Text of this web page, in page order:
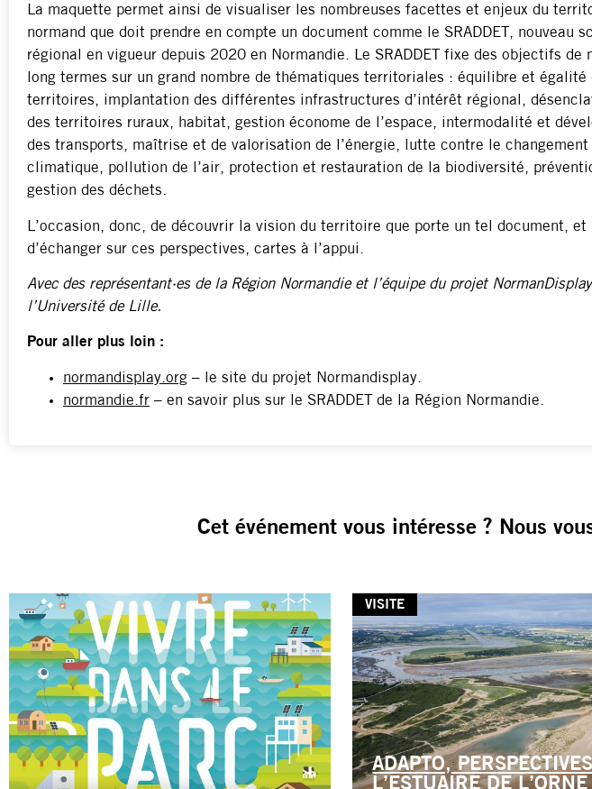
La maquette permet ainsi de visualiser les nombreuses facettes et enjeux du
normand que doit prendre en compte un document comme le SRADDET, nouveau
régional en vigueur depuis 2020 en Normandie. Le SRADDET fixe des objectifs de
long termes sur un grand nombre de thématiques territoriales : équilibre et égalité
territoires, implantation des différentes infrastructures d’intérêt régional,
des territoires ruraux, habitat, gestion économe de l’espace, intermodalité et
des transports, maîtrise et de valorisation de l’énergie, lutte contre le changement
climatique, pollution de l’air, protection et restauration de la biodiversité,
gestion des déchets.
L’occasion, donc, de découvrir la vision du territoire que porte un tel document, et
d’échanger sur ces perspectives, cartes à l’appui.
Avec des représentant·es de la Région Normandie et l’équipe du projet
l’Université de Lille.
Pour aller plus loin :
normandisplay.org – le site du projet Normandisplay.
normandie.fr – en savoir plus sur le SRADDET de la Région Normandie.
Cet événement vous intéresse ? Nous
VISITE
ADAPTO,
L’ESTUAIRE DE L’ORNE